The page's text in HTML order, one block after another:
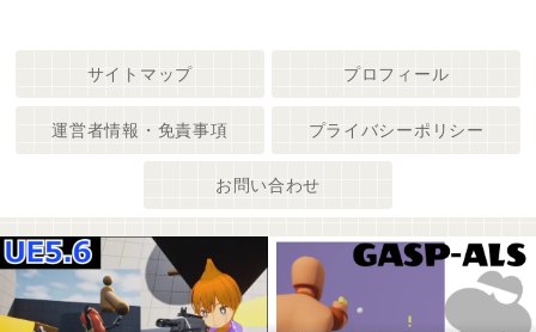
サイトマップ プロフィール
運営者情報・免責事項 プライバシーポリシー
お問い合わせ